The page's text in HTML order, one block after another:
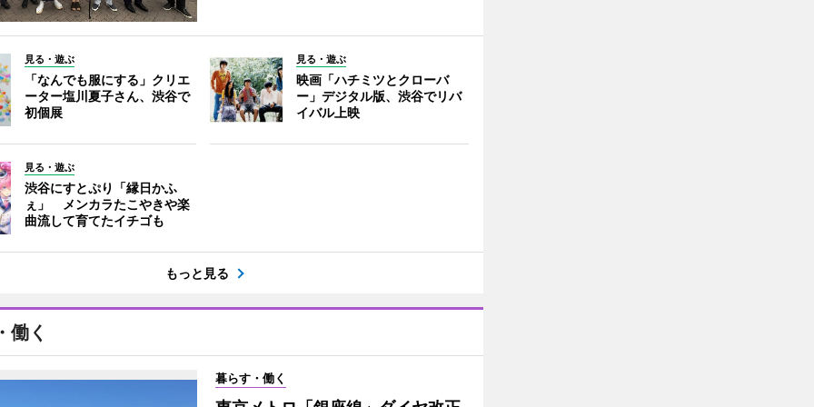
見る・遊ぶ
「なんでも服にする」クリエ
ーター塩川夏子さん、渋谷で
初個展
見る・遊ぶ
映画「ハチミツとクローバ
ー」デジタル版、渋谷でリバ
イバル上映
見る・遊ぶ
渋谷にすとぷり「縁日かふ
ぇ」 メンカラたこやきや楽
曲流して育てたイチゴも
もっと見る
働く
暮らす・働く